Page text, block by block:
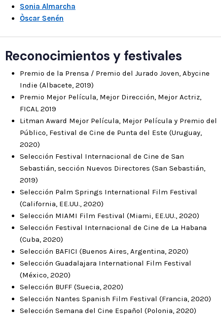
Sonia Almarcha
Òscar Senén
Reconocimientos y festivales
Premio de la Prensa / Premio del Jurado Joven, Abycine
Indie (Albacete, 2019)
Premio Mejor Película, Mejor Dirección, Mejor Actriz,
FICAL 2019
Litman Award Mejor Película, Mejor Película y Premio del
Público, Festival de Cine de Punta del Este (Uruguay,
2020)
Selección Festival Internacional de Cine de San
Sebastián, sección Nuevos Directores (San Sebastián,
2019)
Selección Palm Springs International Film Festival
(California, EE.UU., 2020)
Selección MIAMI Film Festival (Miami, EE.UU., 2020)
Selección Festival Internacional de Cine de La Habana
(Cuba, 2020)
Selección BAFICI (Buenos Aires, Argentina, 2020)
Selección Guadalajara International Film Festival
(México, 2020)
Selección BUFF (Suecia, 2020)
Selección Nantes Spanish Film Festival (Francia, 2020)
Selección Semana del Cine Español (Polonia, 2020)